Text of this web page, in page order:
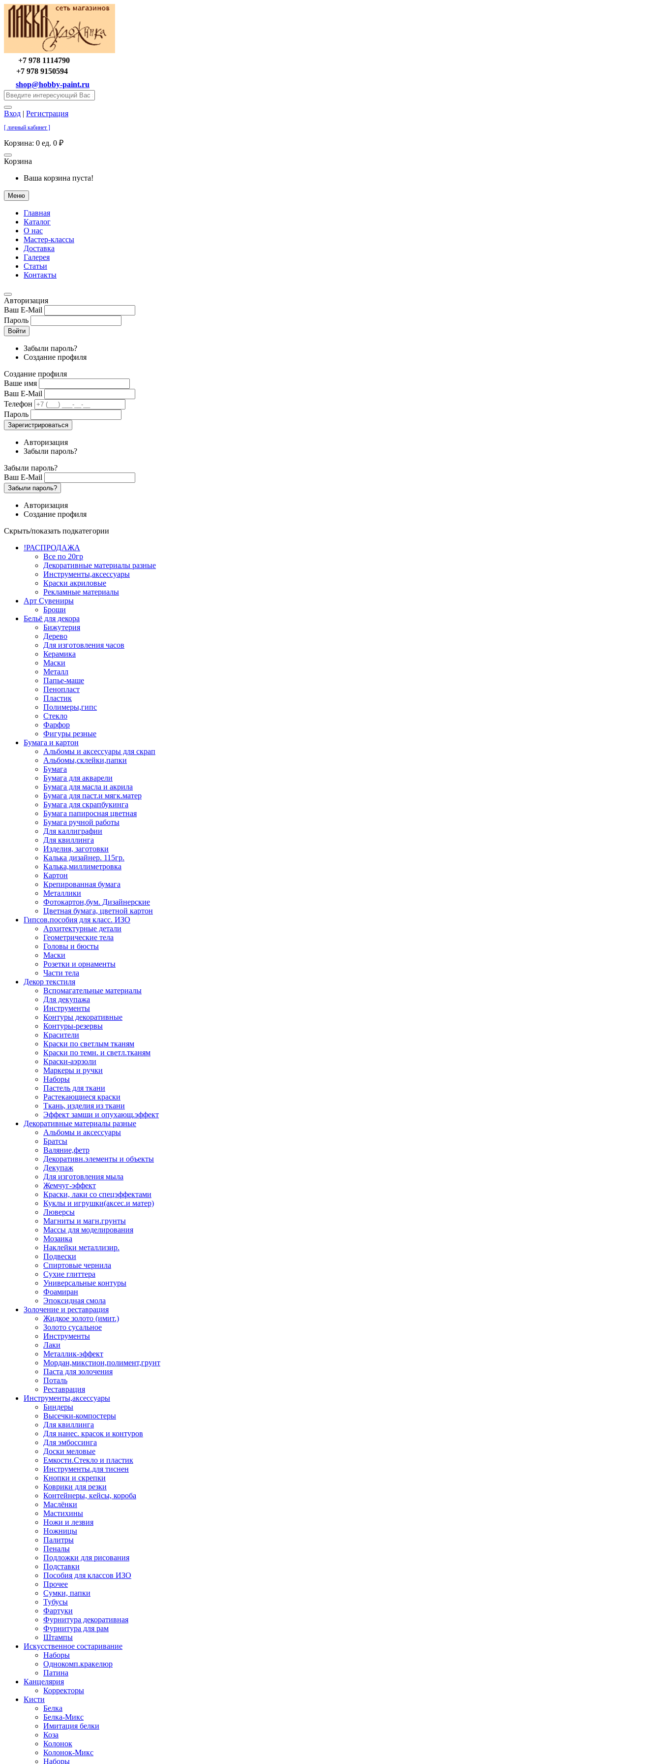
+7 978 1114790
+7 978 9150594
shop@hobby-paint.ru
Вход | Регистрация
[ личный кабинет ]
Корзина: 0 ед. 0 ₽
Корзина
Ваша корзина пуста!
Меню
Главная
Каталог
О нас
Мастер-классы
Доставка
Галерея
Статьи
Контакты
Авторизация
Ваш E-Mail
Пароль
Войти
Забыли пароль?
Создание профиля
Создание профиля
Ваше имя
Ваш E-Mail
Телефон
Пароль
Зарегистрироваться
Авторизация
Забыли пароль?
Забыли пароль?
Ваш E-Mail
Забыли пароль?
Авторизация
Создание профиля
Скрыть/показать подкатегории
!РАСПРОДАЖА
Все по 20гр
Декоративные материалы разные
Инструменты,аксессуары
Краски акриловые
Рекламные материалы
Арт Сувениры
Броши
Бельё для декора
Бижутерия
Дерево
Для изготовления часов
Керамика
Маски
Металл
Папье-маше
Пенопласт
Пластик
Полимеры,гипс
Стекло
Фарфор
Фигуры резные
Бумага и картон
Альбомы и аксессуары для скрап
Альбомы,склейки,папки
Бумага
Бумага для акварели
Бумага для масла и акрила
Бумага для паст.и мягк.матер
Бумага для скрапбукинга
Бумага папиросная цветная
Бумага ручной работы
Для каллиграфии
Для квиллинга
Изделия, заготовки
Калька дизайнер. 115гр.
Калька,миллиметровка
Картон
Крепированная бумага
Металлики
Фотокартон,бум. Дизайнерские
Цветная бумага, цветной картон
Гипсов.пособия для класс. ИЗО
Архитектурные детали
Геометрические тела
Головы и бюсты
Маски
Розетки и орнаменты
Части тела
Декор текстиля
Вспомагательные материалы
Для декупажа
Инструменты
Контуры декоративные
Контуры-резервы
Красители
Краски по светлым тканям
Краски по темн. и светл.тканям
Краски-аэрзоли
Маркеры и ручки
Наборы
Пастель для ткани
Растекающиеся краски
Ткань, изделия из ткани
Эффект замши и опухающ.эффект
Декоративные материалы разные
Альбомы и аксессуары
Братсы
Валяние,фетр
Декоративн.элементы и объекты
Декупаж
Для изготовления мыла
Жемчуг-эффект
Краски, лаки со спецэффектами
Куклы и игрушки(аксес.и матер)
Люверсы
Магниты и магн.грунты
Массы для моделирования
Мозаика
Наклейки металлизир.
Подвески
Спиртовые чернила
Сухие глиттера
Универсальные контуры
Фоамиран
Эпоксидная смола
Золочение и реставрация
Жидкое золото (имит.)
Золото сусальное
Инструменты
Лаки
Металлик-эффект
Мордан,микстион,полимент,грунт
Паста для золочения
Поталь
Реставрация
Инструменты,аксессуары
Биндеры
Высечки-компостеры
Для квиллинга
Для нанес. красок и контуров
Для эмбоссинга
Доски меловые
Емкости.Стекло и пластик
Инструменты.для тиснен
Кнопки и скрепки
Коврики для резки
Контейнеры, кейсы, короба
Маслёнки
Мастихины
Ножи и лезвия
Ножницы
Палитры
Пеналы
Подложки для рисования
Подставки
Пособия для классов ИЗО
Прочее
Сумки, папки
Тубусы
Фартуки
Фурнитура декоративная
Фурнитура для рам
Штампы
Искусственное состаривание
Наборы
Однокомп.кракелюр
Патина
Канцелярия
Корректоры
Кисти
Белка
Белка-Микс
Имитация белки
Коза
Колонок
Колонок-Микс
Наборы